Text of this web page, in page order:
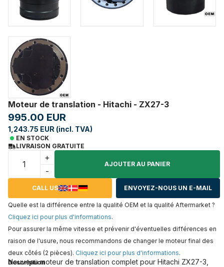
Moteur de translation - Hitachi - ZX27-3
995.00 EUR
1,243.75 EUR (incl. TVA)
EN STOCK
LIVRAISON GRATUITE
+
-
AJOUTER AU PANIER
CALL US ENVOYEZ-NOUS UN E-MAIL
Quelle est la différence entre la qualité OEM et la qualité Aftermarket ?
Cliquez ici pour plus d'informations.
Pour assurer la même vitesse et prévenir d'éventuelles différences en
raison de l'usure, nous recommandons de changer le moteur final des
deux côtés (2 pièces). Cliquez ici pour plus d'informations.
Description
Nouveau moteur de translation complet pour Hitachi ZX27-3,